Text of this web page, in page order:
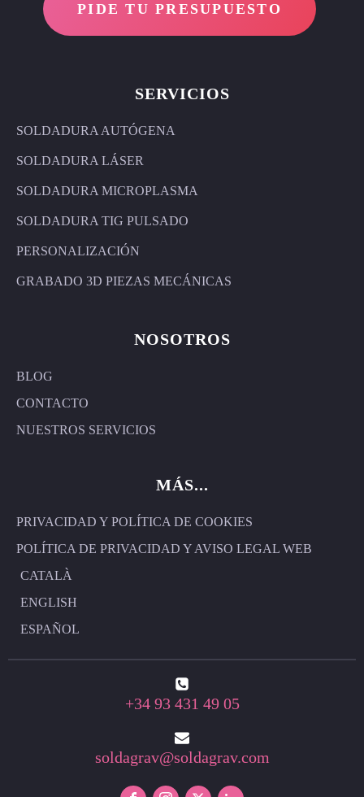
PIDE TU PRESUPUESTO
SERVICIOS
SOLDADURA AUTÓGENA
SOLDADURA LÁSER
SOLDADURA MICROPLASMA
SOLDADURA TIG PULSADO
PERSONALIZACIÓN
GRABADO 3D PIEZAS MECÁNICAS
NOSOTROS
BLOG
CONTACTO
NUESTROS SERVICIOS
MÁS...
PRIVACIDAD Y POLÍTICA DE COOKIES
POLÍTICA DE PRIVACIDAD Y AVISO LEGAL WEB
CATALÀ
ENGLISH
ESPAÑOL
+34 93 431 49 05
soldagrav@soldagrav.com